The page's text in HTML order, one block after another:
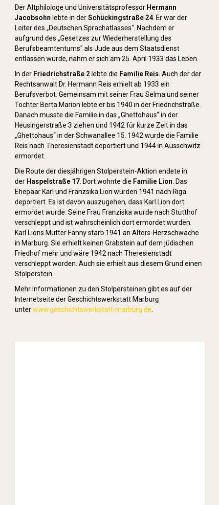
Der Altphilologe und Universitätsprofessor Hermann
Jacobsohn lebte in derSchückingstraße 24 . Er war der
Leiter des „Deutschen Sprachatlasses“. Nachdem er
aufgrund des „Gesetzes zur Wiederherstellung des
Berufsbeamtentums“ als Jude aus dem Staatsdienst
entlassen wurde, nahm er sich am 25. April 1933 das Leben.
In der Friedrichstraße 2lebte die Familie Reis . Auch der der
Rechtsanwalt Dr. Hermann Reis erhielt ab 1933 ein
Berufsverbot. Gemeinsam mit seiner Frau Selma und seiner
Tochter Berta Marion lebte er bis 1940 in der Friedrichstraße.
Danach musste die Familie in das „Ghettohaus“ in der
Heusingerstraße 3 ziehen und 1942 für kurze Zeit in das
„Ghettohaus“ in der Schwanallee 15. 1942 wurde die Familie
Reis nach Theresienstadt deportiert und 1944 in Ausschwitz
ermordet.
Die Route der diesjährigen Stolperstein-Aktion endete in
der Haspelstraße 17 . Dort wohnte die Familie Lion . Das
Ehepaar Karl und Franzsika Lion wurden 1941 nach Riga
deportiert. Es ist davon auszugehen, dass Karl Lion dort
ermordet wurde. Seine Frau Franziska wurde nach Stutthof
verschleppt und ist wahrscheinlich dort ermordet wurden.
Karl Lions Mutter Fanny starb 1941 an Alters-Herzschwäche
in Marburg. Sie erhielt keinen Grabstein auf dem jüdischen
Friedhof mehr und wäre 1942 nach Theresienstadt
verschleppt worden. Auch sie erhielt aus diesem Grund einen
Stolperstein.
Mehr Informationen zu den Stolpersteinen gibt es auf der
Internetseite der Geschichtswerkstatt Marburg
unterwww.geschichtswerkstatt-marburg.de